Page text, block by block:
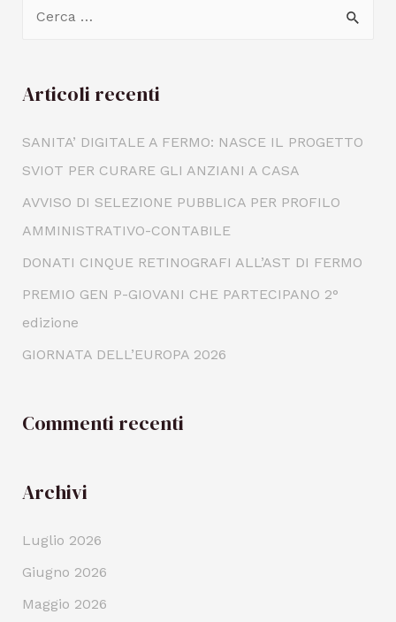
Articoli recenti
SANITA’ DIGITALE A FERMO: NASCE IL PROGETTO
SVIOT PER CURARE GLI ANZIANI A CASA
AVVISO DI SELEZIONE PUBBLICA PER PROFILO
AMMINISTRATIVO-CONTABILE
DONATI CINQUE RETINOGRAFI ALL’AST DI FERMO
PREMIO GEN P-GIOVANI CHE PARTECIPANO 2°
edizione
GIORNATA DELL’EUROPA 2026
Commenti recenti
Archivi
Luglio 2026
Giugno 2026
Maggio 2026